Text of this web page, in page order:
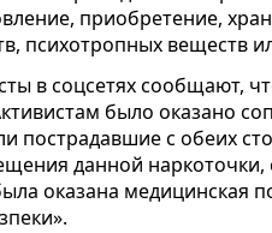
приобретение,
психотропных веществ
в соцсетях сообщают,
было оказано
пострадавшие с обеих
данной
оказана медицинская